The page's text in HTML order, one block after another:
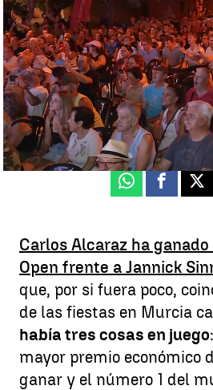
El Palmar vibra con el segundo US
Daniel Herrero
Publicado:08 de septiembre de
Whatsapp X
Carlos Alcaraz ha
Open frente a Jannick
que, por si fuera poco,
de las fiestas en Murcia
había tres cosas en juego
mayor premio económico
ganar y el número 1 del